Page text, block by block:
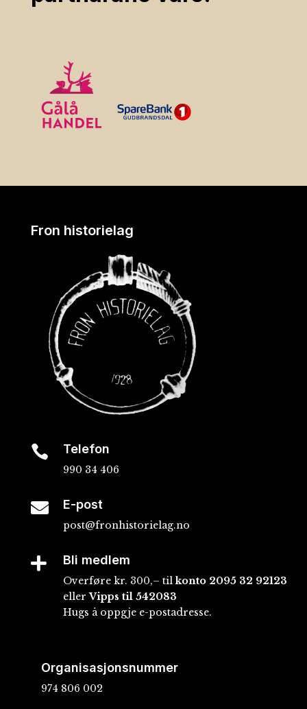
Fron historielag
 Telefon
990 34 406
 E-post
post@fronhistorielag.no
 Bli medlem
Overføre kr. 300,– tilkonto 2095 32 92123
ellerVipps til 542083
Hugs å oppgje e-postadresse.
Organisasjonsnummer
974 806 002